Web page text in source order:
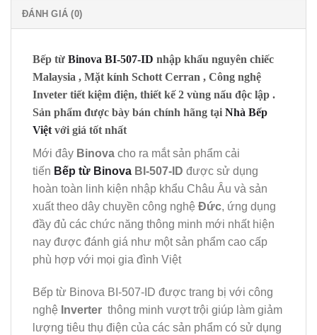
ĐÁNH GIÁ (0)
Bếp từ Binova BI-507-ID nhập khẩu nguyên chiếc
Malaysia , Mặt kính Schott Cerran , Công nghệ
Inveter tiết kiệm điện, thiết kế 2 vùng nấu độc lập .
Sản phẩm được bày bán chính hãng tại Nhà Bếp
Việt với giá tốt nhất
Mới đây Binova cho ra mắt sản phẩm cải
tiến Bếp từ Binova BI-507-ID được sử dụng
hoàn toàn linh kiện nhập khẩu Châu Âu và sản
xuất theo dây chuyền công nghệ Đức, ứng dụng
đầy đủ các chức năng thông minh mới nhất hiện
nay được đánh giá như một sản phẩm cao cấp
phù hợp với mọi gia đình Việt
Bếp từ Binova BI-507-ID được trang bị với công
nghệ Inverter thông minh vượt trội giúp làm giảm
lượng tiêu thụ điện của các sản phẩm có sử dụng